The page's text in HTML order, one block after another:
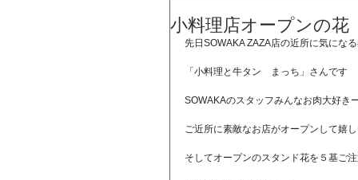
小料理店オープンの花
先日SOWAKA ZAZA店の近所に気にな
「小料理と牛タン　まっち」さんです
SOWAKAのスタッフみんなお肉大好き
ご近所に素敵なお店がオープンして嬉
そしてオープンのスタンド花を５基ご